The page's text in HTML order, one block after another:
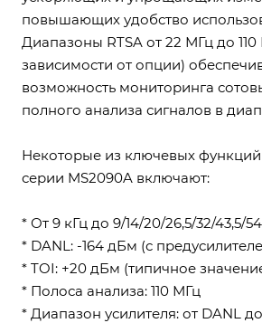
повышающих удобство
Диапазоны RTSA от 22 МГц до 110
зависимости от опции)
возможность мониторинга
полного анализа сигналов в
Некоторые из ключевых
серии MS2090A включают:
* От 9 кГц до 9/14/20/26,5/32/43,5/
* DANL: -164 дБм (с
* TOI: +20 дБм (типичное
* Полоса анализа: 110 МГц
* Диапазон усилителя: от DANL